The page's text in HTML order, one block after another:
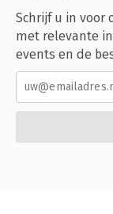
Schrijf u in voor
met relevante
events en de